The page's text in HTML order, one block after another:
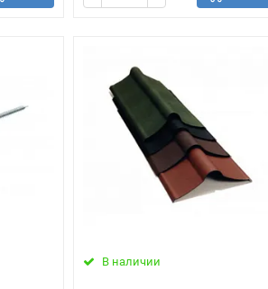
В наличии